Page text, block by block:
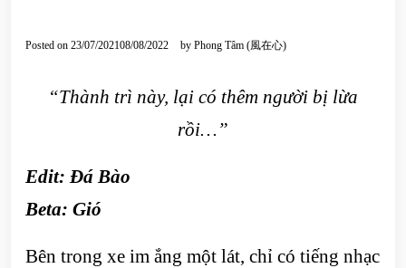
Posted on 23/07/202108/08/2022 by Phong Tâm (風在心)
“Thành trì này, lại có thêm người bị lừa
rồi…”
Edit: Đá Bào
Beta: Gió
Bên trong xe im ắng một lát, chỉ có tiếng nhạc